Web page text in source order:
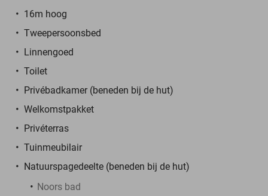
16m hoog
Tweepersoonsbed
Linnengoed
Toilet
Privébadkamer (beneden bij de hut)
Welkomstpakket
Privéterras
Tuinmeubilair
Natuurspagedeelte (beneden bij de hut)
Noors bad